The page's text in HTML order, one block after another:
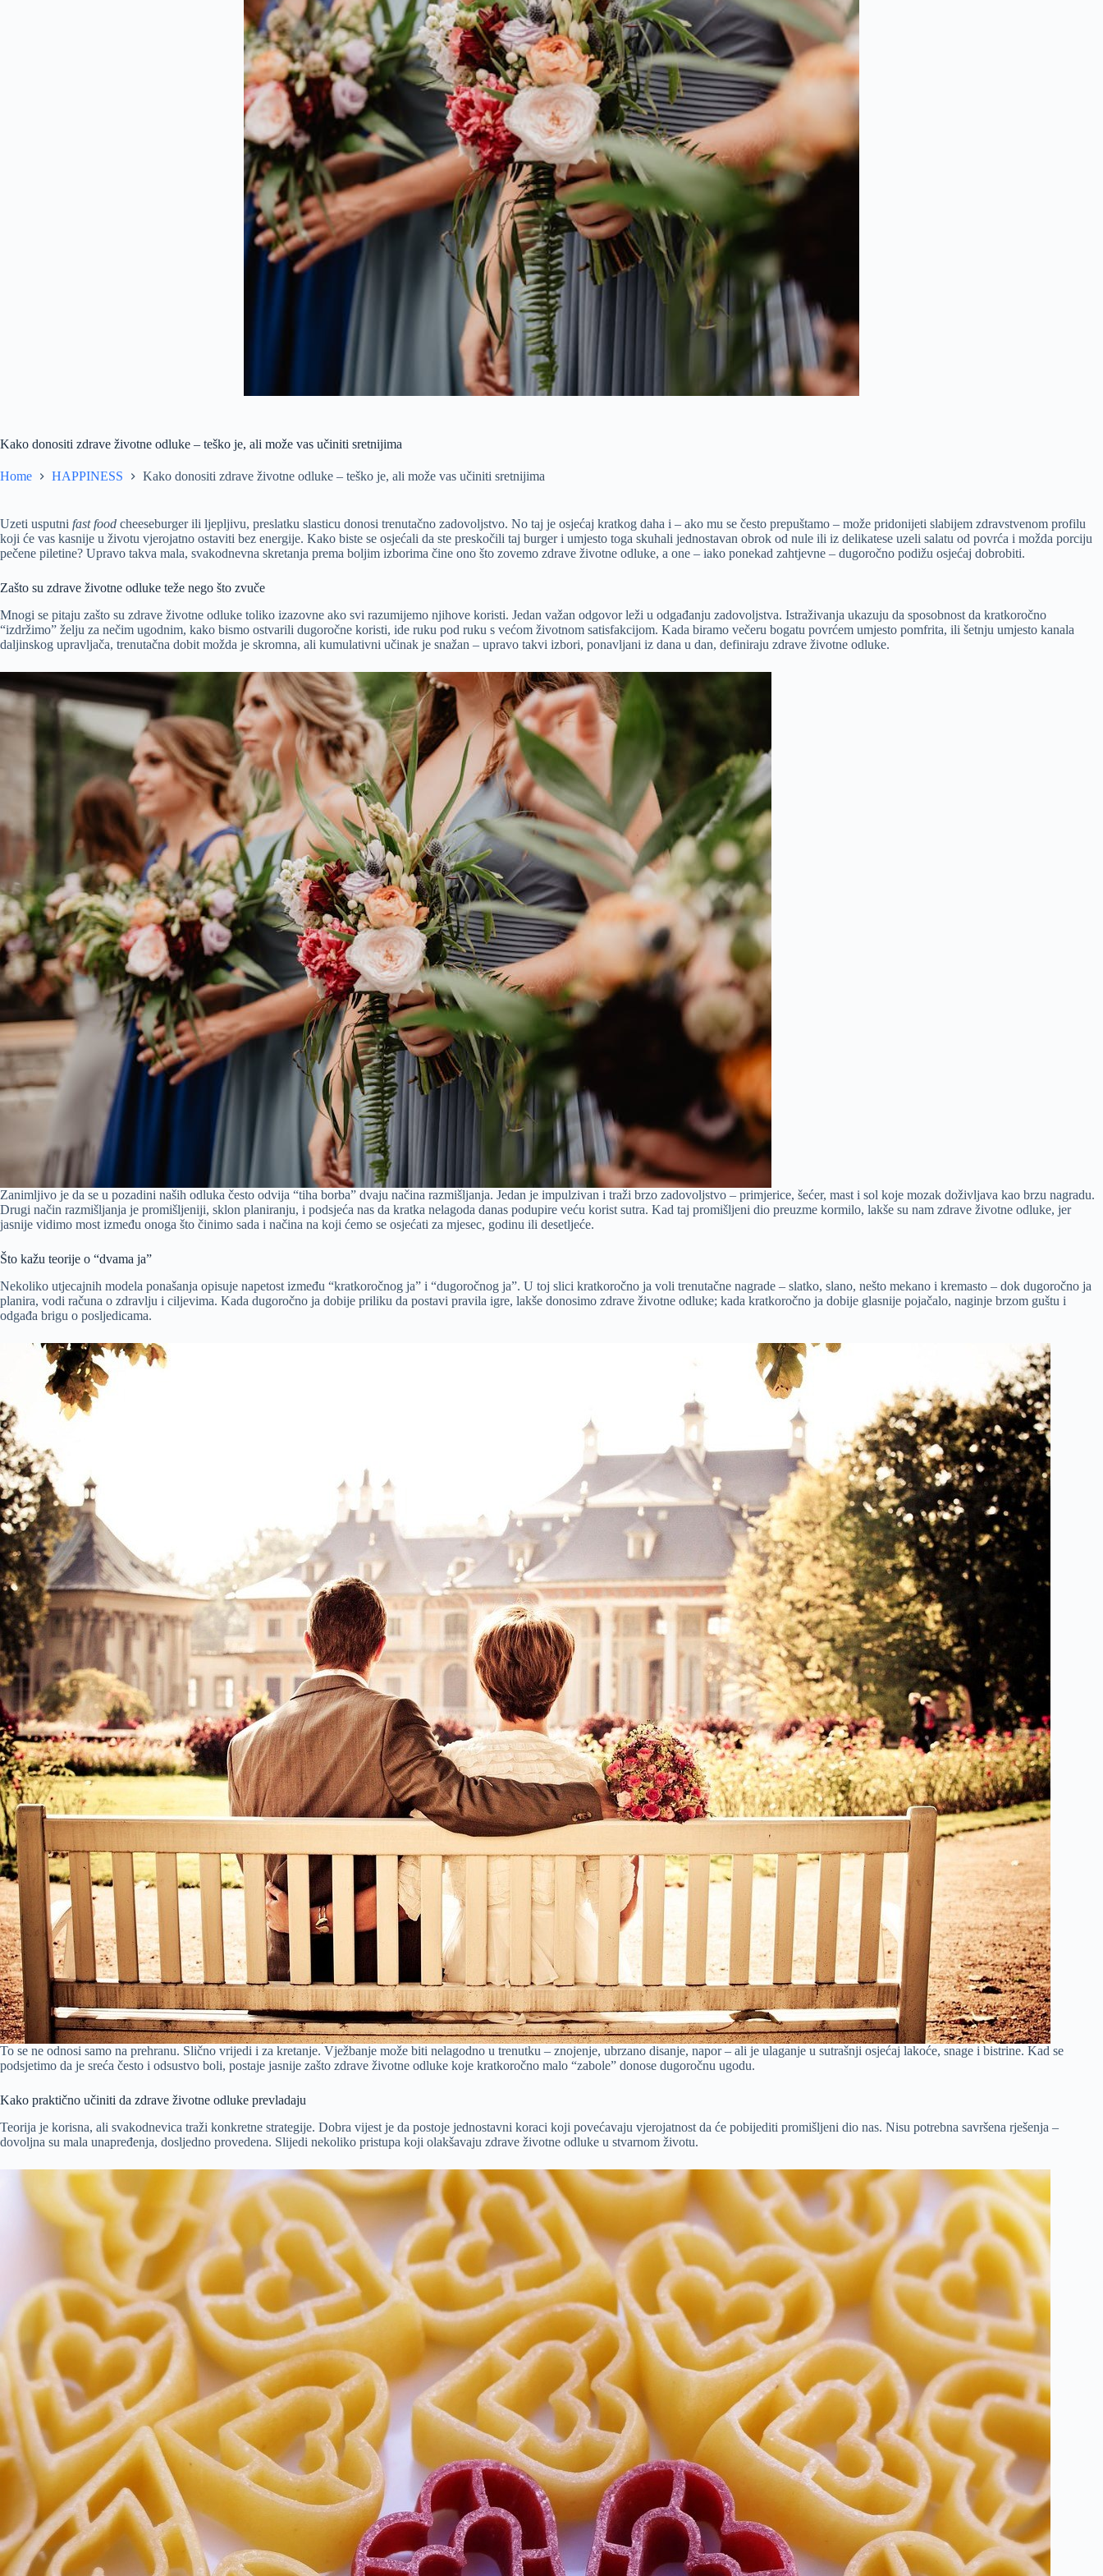
Kako donositi zdrave životne odluke – teško je, ali može vas učiniti sretnijima
Home HAPPINESS Kako donositi zdrave životne odluke – teško je, ali može vas učiniti sretnijima
Uzeti usputni fast food cheeseburger ili ljepljivu, preslatku slasticu donosi trenutačno zadovoljstvo. No taj je osjećaj kratkog daha i – ako mu se često prepuštamo – može pridonijeti slabijem zdravstvenom profilu
koji će vas kasnije u životu vjerojatno ostaviti bez energije. Kako biste se osjećali da ste preskočili taj burger i umjesto toga skuhali jednostavan obrok od nule ili iz delikatese uzeli salatu od povrća i možda porciju
pečene piletine? Upravo takva mala, svakodnevna skretanja prema boljim izborima čine ono što zovemo zdrave životne odluke, a one – iako ponekad zahtjevne – dugoročno podižu osjećaj dobrobiti.
Zašto su zdrave životne odluke teže nego što zvuče
Mnogi se pitaju zašto su zdrave životne odluke toliko izazovne ako svi razumijemo njihove koristi. Jedan važan odgovor leži u odgađanju zadovoljstva. Istraživanja ukazuju da sposobnost da kratkoročno
“izdržimo” želju za nečim ugodnim, kako bismo ostvarili dugoročne koristi, ide ruku pod ruku s većom životnom satisfakcijom. Kada biramo večeru bogatu povrćem umjesto pomfrita, ili šetnju umjesto kanala
daljinskog upravljača, trenutačna dobit možda je skromna, ali kumulativni učinak je snažan – upravo takvi izbori, ponavljani iz dana u dan, definiraju zdrave životne odluke.
Zanimljivo je da se u pozadini naših odluka često odvija “tiha borba” dvaju načina razmišljanja. Jedan je impulzivan i traži brzo zadovoljstvo – primjerice, šećer, mast i sol koje mozak doživljava kao brzu nagradu.
Drugi način razmišljanja je promišljeniji, sklon planiranju, i podsjeća nas da kratka nelagoda danas podupire veću korist sutra. Kad taj promišljeni dio preuzme kormilo, lakše su nam zdrave životne odluke, jer
jasnije vidimo most između onoga što činimo sada i načina na koji ćemo se osjećati za mjesec, godinu ili desetljeće.
Što kažu teorije o “dvama ja”
Nekoliko utjecajnih modela ponašanja opisuje napetost između “kratkoročnog ja” i “dugoročnog ja”. U toj slici kratkoročno ja voli trenutačne nagrade – slatko, slano, nešto mekano i kremasto – dok dugoročno ja
planira, vodi računa o zdravlju i ciljevima. Kada dugoročno ja dobije priliku da postavi pravila igre, lakše donosimo zdrave životne odluke; kada kratkoročno ja dobije glasnije pojačalo, naginje brzom guštu i
odgađa brigu o posljedicama.
To se ne odnosi samo na prehranu. Slično vrijedi i za kretanje. Vježbanje može biti nelagodno u trenutku – znojenje, ubrzano disanje, napor – ali je ulaganje u sutrašnji osjećaj lakoće, snage i bistrine. Kad se
podsjetimo da je sreća često i odsustvo boli, postaje jasnije zašto zdrave životne odluke koje kratkoročno malo “zabole” donose dugoročnu ugodu.
Kako praktično učiniti da zdrave životne odluke prevladaju
Teorija je korisna, ali svakodnevica traži konkretne strategije. Dobra vijest je da postoje jednostavni koraci koji povećavaju vjerojatnost da će pobijediti promišljeni dio nas. Nisu potrebna savršena rješenja –
dovoljna su mala unapređenja, dosljedno provedena. Slijedi nekoliko pristupa koji olakšavaju zdrave životne odluke u stvarnom životu.